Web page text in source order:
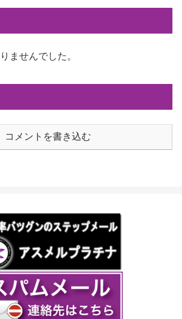
ませんでした。
コメントを書き込む